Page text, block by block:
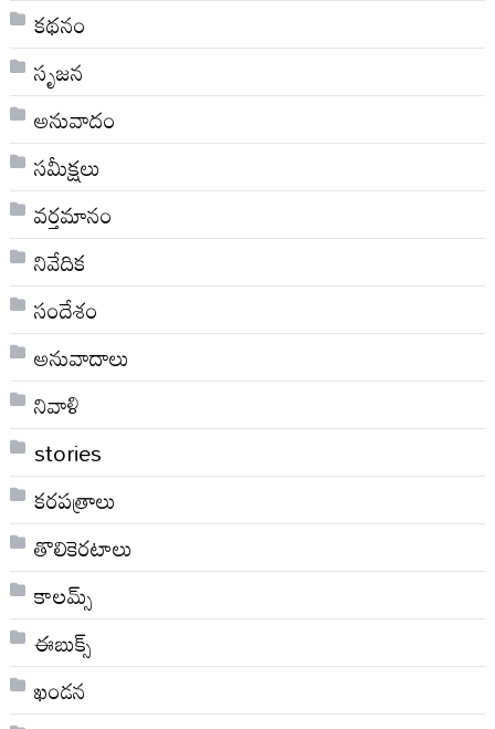
కథనం
సృజన
అనువాదం
సమీక్షలు
వర్తమానం
నివేదిక
సందేశం
అనువాదాలు
నివాళి
stories
కరపత్రాలు
తొలికెరటాలు
కాలమ్స్
ఈబుక్స్
ఖండన